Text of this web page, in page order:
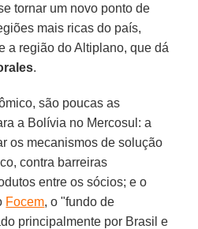
tornar um novo ponto de
mais ricas do país,
a região do Altiplano, que dá
.
são poucas as
a Bolívia no Mercosul: a
os mecanismos de solução
contra barreiras
entre os sócios; e o
Focem, o "fundo de
principalmente por Brasil e